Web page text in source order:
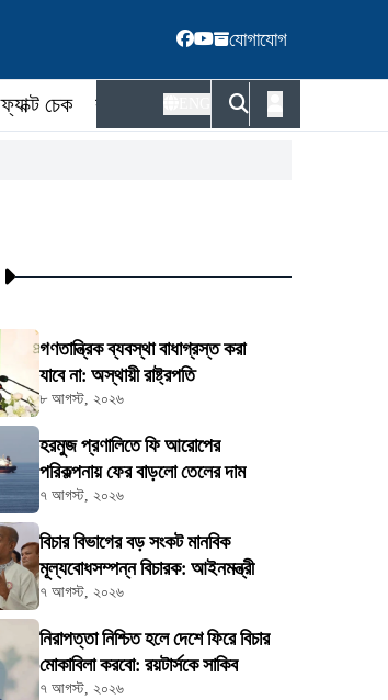
যোগাযোগ
ফ্যাক্ট চেক কর্মকর্তা
গণতান্ত্রিক ব্যবস্থা বাধাগ্রস্ত করা
যাবে না: অস্থায়ী রাষ্ট্রপতি
৮ আগস্ট, ২০২৬
হরমুজ প্রণালিতে ফি আরোপের
পরিকল্পনায় ফের বাড়লো তেলের দাম
৭ আগস্ট, ২০২৬
বিচার বিভাগের বড় সংকট মানবিক
মূল্যবোধসম্পন্ন বিচারক: আইনমন্ত্রী
৭ আগস্ট, ২০২৬
নিরাপত্তা নিশ্চিত হলে দেশে ফিরে বিচার
মোকাবিলা করবো: রয়টার্সকে সাকিব
৭ আগস্ট, ২০২৬